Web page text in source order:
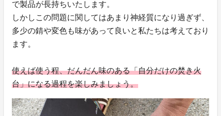
で製品が長持ちいたします。
しかしこの問題に関してはあまり神経質になり過ぎず、
多少の錆や変色も味があって良いと私たちは考えており
ます。
使えば使う程、だんだん味のある「自分だけの焚き火
台」になる過程を楽しみましょう。